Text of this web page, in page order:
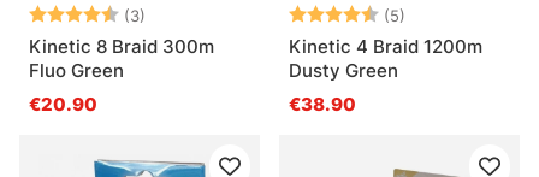
Note: (3)
Kinetic 8 Braid 300m
Fluo Green
€20.90
Note: (5)
Kinetic 4 Braid 1200m
Dusty Green
€38.90